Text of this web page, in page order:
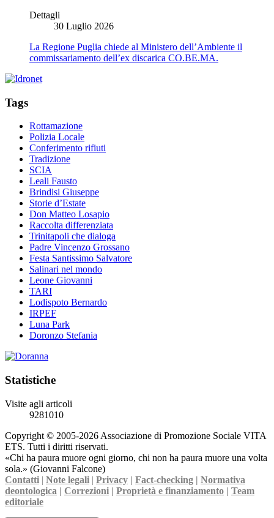
Dettagli
30 Luglio 2026
La Regione Puglia chiede al Ministero dell’Ambiente il
commissariamento dell’ex discarica CO.BE.MA.
Tags
Rottamazione
Polizia Locale
Conferimento rifiuti
Tradizione
SCIA
Leali Fausto
Brindisi Giuseppe
Storie d’Estate
Don Matteo Losapio
Raccolta differenziata
Trinitapoli che dialoga
Padre Vincenzo Grossano
Festa Santissimo Salvatore
Salinari nel mondo
Leone Giovanni
TARI
Lodispoto Bernardo
IRPEF
Luna Park
Doronzo Stefania
Statistiche
Visite agli articoli
9281010
Copyright © 2005-2026 Associazione di Promozione Sociale VITA
ETS. Tutti i diritti riservati.
«Chi ha paura muore ogni giorno, chi non ha paura muore una volta
sola.» (Giovanni Falcone)
Contatti | Note legali | Privacy | Fact-checking | Normativa
deontologica | Correzioni | Proprietà e finanziamento | Team
editoriale